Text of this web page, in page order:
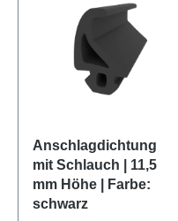
Anschlagdichtung
mit Schlauch | 11,5
mm Höhe | Farbe:
schwarz